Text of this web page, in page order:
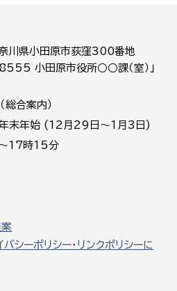
県小田原市荻窪300番地
小田原市役所○○課（室）」
合案内）
年末年始 (12月29日～1月3日)
17時15分
案
シーポリシー・リンクポリシーに